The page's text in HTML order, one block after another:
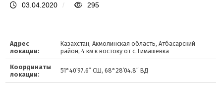
03.04.2020 / 295
Адрес
локации:
Казахстан, Акмолинская область, Атбасарский
район, 4 км к востоку от с.Тимашевка
Координаты
локации:
51°40′97.6″ СШ, 68°28′04.8″ ВД